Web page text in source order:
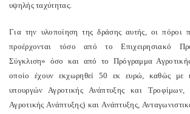
υψηλής ταχύτητας.
Για την υλοποίηση της δράσης αυτής, οι πόροι
προέρχονται τόσο από το Επιχειρησιακό
Σύγκλιση» όσο και από το Πρόγραμμα
οποίο έχουν εκχωρηθεί 50 εκ ευρώ, καθώς με
υπουργών Αγροτικής Ανάπτυξης και
Αγροτικής Ανάπτυξης) και Ανάπτυξης,